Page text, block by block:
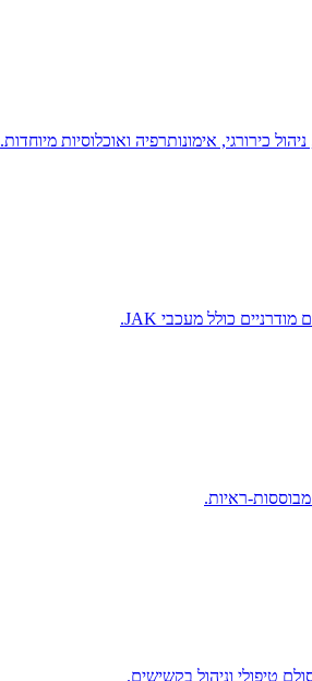
כירורגי, אימונותרפיה ואוכלוסיות מיוחדות.
ראיות.